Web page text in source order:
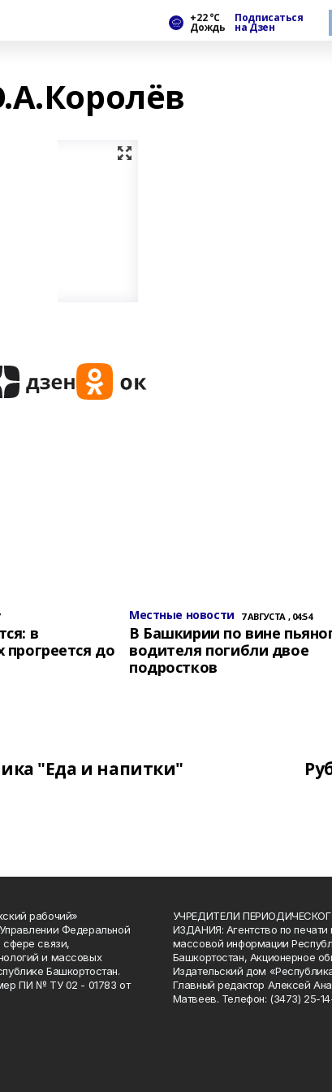
+22 °С
Дождь
Подписаться
на Дзен
в
до
Местные новости 7 АВГУСТА , 04:54
В Башкирии по вине
водителя погибли двое
подростков
"Еда и напитки"
рабочий»
Федеральной
связи,
и массовых
Башкортостан.
ПИ № ТУ 02 - 01783 от
УЧРЕДИТЕЛИ
ИЗДАНИЯ: Агентство по
массовой информации
Башкортостан, Акционерное
Издательский дом
Главный редактор Алексей
Матвеев. Телефон: (3473) 25-